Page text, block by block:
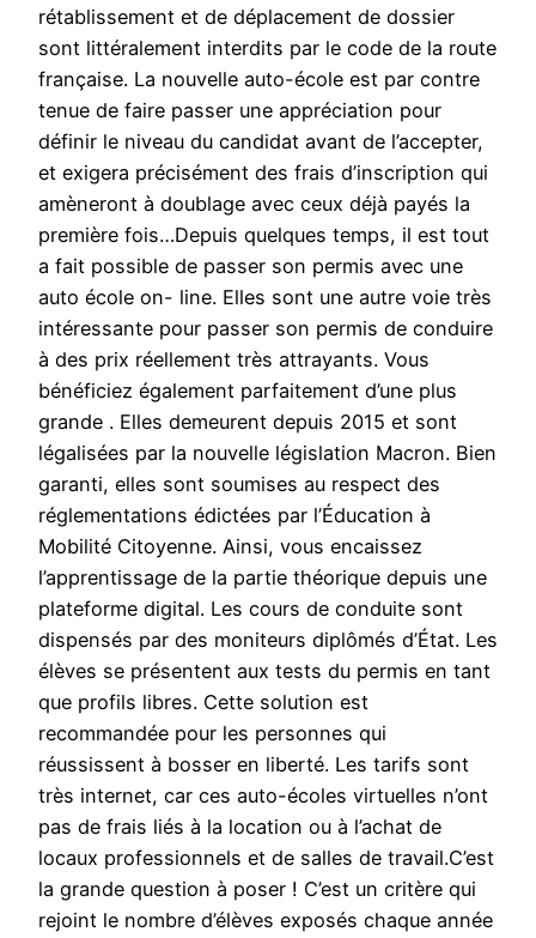
rétablissement et de déplacement de dossier
sont littéralement interdits par le code de la route
française. La nouvelle auto-école est par contre
tenue de faire passer une appréciation pour
définir le niveau du candidat avant de l’accepter,
et exigera précisément des frais d’inscription qui
amèneront à doublage avec ceux déjà payés la
première fois…Depuis quelques temps, il est tout
a fait possible de passer son permis avec une
auto école on- line. Elles sont une autre voie très
intéressante pour passer son permis de conduire
à des prix réellement très attrayants. Vous
bénéficiez également parfaitement d’une plus
grande . Elles demeurent depuis 2015 et sont
légalisées par la nouvelle législation Macron. Bien
garanti, elles sont soumises au respect des
réglementations édictées par l’Éducation à
Mobilité Citoyenne. Ainsi, vous encaissez
l’apprentissage de la partie théorique depuis une
plateforme digital. Les cours de conduite sont
dispensés par des moniteurs diplômés d’État. Les
élèves se présentent aux tests du permis en tant
que profils libres. Cette solution est
recommandée pour les personnes qui
réussissent à bosser en liberté. Les tarifs sont
très internet, car ces auto-écoles virtuelles n’ont
pas de frais liés à la location ou à l’achat de
locaux professionnels et de salles de travail.C’est
la grande question à poser ! C’est un critère qui
rejoint le nombre d’élèves exposés chaque année